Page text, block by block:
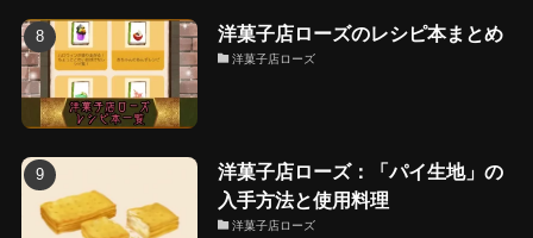
洋菓子店ローズのレシピ本まとめ
洋菓子店ローズ
洋菓子店ローズ：「パイ生地」の
入手方法と使用料理
洋菓子店ローズ